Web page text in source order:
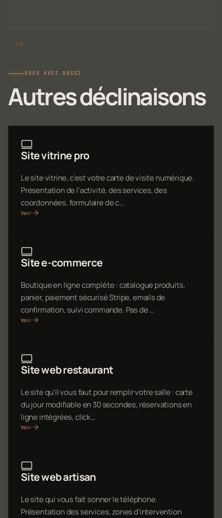
VOUS AVEZ AUSSI
Autres déclinaisons
Site vitrine pro
Le site vitrine, c'est votre carte de visite numérique.
Présentation de l'activité, des services, des
coordonnées, formulaire de c…
Voir
Site e-commerce
Boutique en ligne complète : catalogue produits,
panier, paiement sécurisé Stripe, emails de
confirmation, suivi commande. Pas de …
Voir
Site web restaurant
Le site qu'il vous faut pour remplir votre salle : carte
du jour modifiable en 30 secondes, réservations en
ligne intégrées, click…
Voir
Site web artisan
Le site qui vous fait sonner le téléphone.
Présentation des services, zones d'intervention